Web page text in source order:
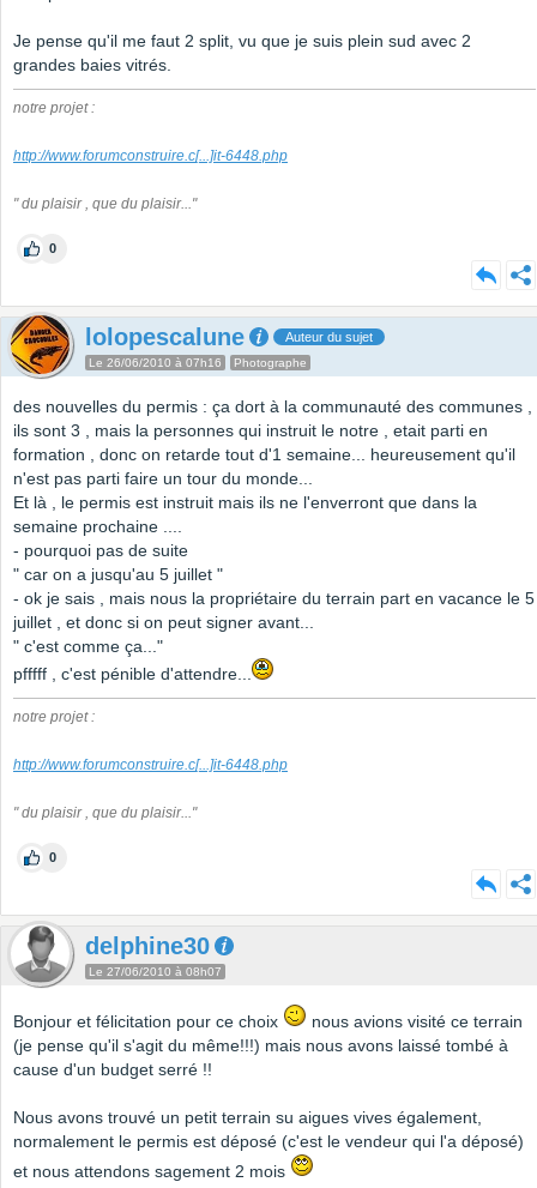
Je pense qu'il me faut 2 split, vu que je suis plein sud avec 2
grandes baies vitrés.
notre projet :
http://www.forumconstruire.c[...]it-6448.php
" du plaisir , que du plaisir..."
0
lolopescalune Auteur du sujet
Le 26/06/2010 à 07h16 Photographe
des nouvelles du permis : ça dort à la communauté des communes ,
ils sont 3 , mais la personnes qui instruit le notre , etait parti en
formation , donc on retarde tout d'1 semaine... heureusement qu'il
n'est pas parti faire un tour du monde...
Et là , le permis est instruit mais ils ne l'enverront que dans la
semaine prochaine ....
- pourquoi pas de suite
" car on a jusqu'au 5 juillet "
- ok je sais , mais nous la propriétaire du terrain part en vacance le 5
juillet , et donc si on peut signer avant...
" c'est comme ça..."
pfffff , c'est pénible d'attendre...
notre projet :
http://www.forumconstruire.c[...]it-6448.php
" du plaisir , que du plaisir..."
0
delphine30
Le 27/06/2010 à 08h07
Bonjour et félicitation pour ce choix
nous avions visité ce terrain
(je pense qu'il s'agit du même!!!) mais nous avons laissé tombé à
cause d'un budget serré !!
Nous avons trouvé un petit terrain su aigues vives également,
normalement le permis est déposé (c'est le vendeur qui l'a déposé)
et nous attendons sagement 2 mois